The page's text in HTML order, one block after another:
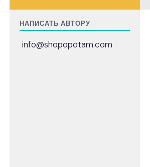
НАПИСАТЬ АВТОРУ
info@shopopotam.com